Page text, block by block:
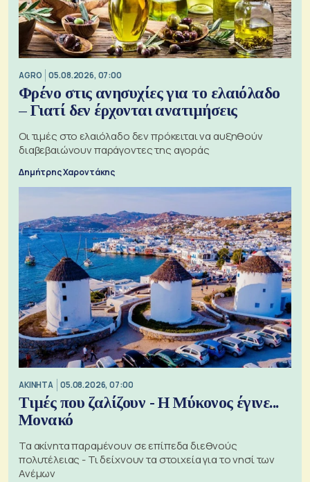
AGRO 05.08.2026, 07:00
Φρένο στις ανησυχίες για το ελαιόλαδο
– Γιατί δεν έρχονται ανατιμήσεις
Οι τιμές στο ελαιόλαδο δεν πρόκειται να αυξηθούν
διαβεβαιώνουν παράγοντες της αγοράς
Δημήτρης Χαροντάκης
ΑΚΙΝΗΤΑ 05.08.2026, 07:00
Τιμές που ζαλίζουν - Η Μύκονος έγινε...
Μονακό
Τα ακίνητα παραμένουν σε επίπεδα διεθνούς
πολυτέλειας - Τι δείχνουν τα στοιχεία για το νησί των
Ανέμων